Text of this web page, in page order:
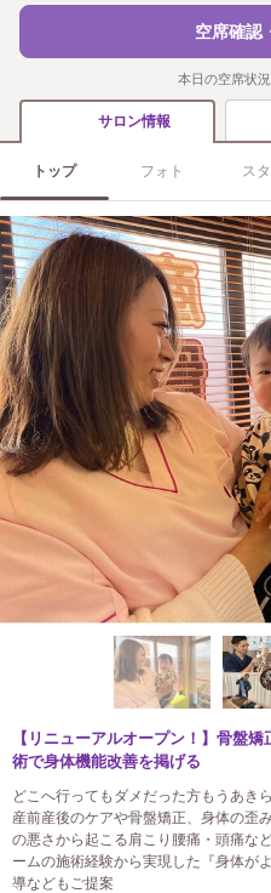
空席確認
本日の空席状況
サロン情報
トップ フォト ス
【リニューアルオープン！】骨盤
術で身体機能改善を掲げる
どこへ行ってもダメだった方もうあき
産前産後のケアや骨盤矯正、身体の歪
の悪さから起こる肩こり腰痛・頭痛な
ームの施術経験から実現した『身体が
導などもご提案